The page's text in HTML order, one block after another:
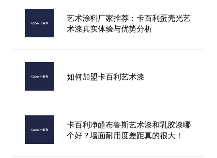
艺术涂料厂家推荐：卡百利蛋壳光艺
术漆真实体验与优势分析
如何加盟卡百利艺术漆
卡百利净醛布鲁斯艺术漆和乳胶漆哪
个好？墙面耐用度差距真的很大！